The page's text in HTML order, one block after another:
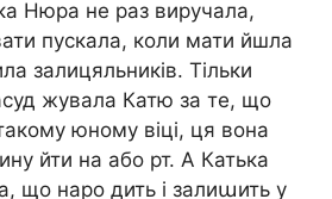
Нюра не раз виручала,
пускала, коли мати йшла
залицяльників. Тільки
жувала Катю за те, що
юному віці, ця вона
йти на або рт. А Катька
що наро дить і залиաить у